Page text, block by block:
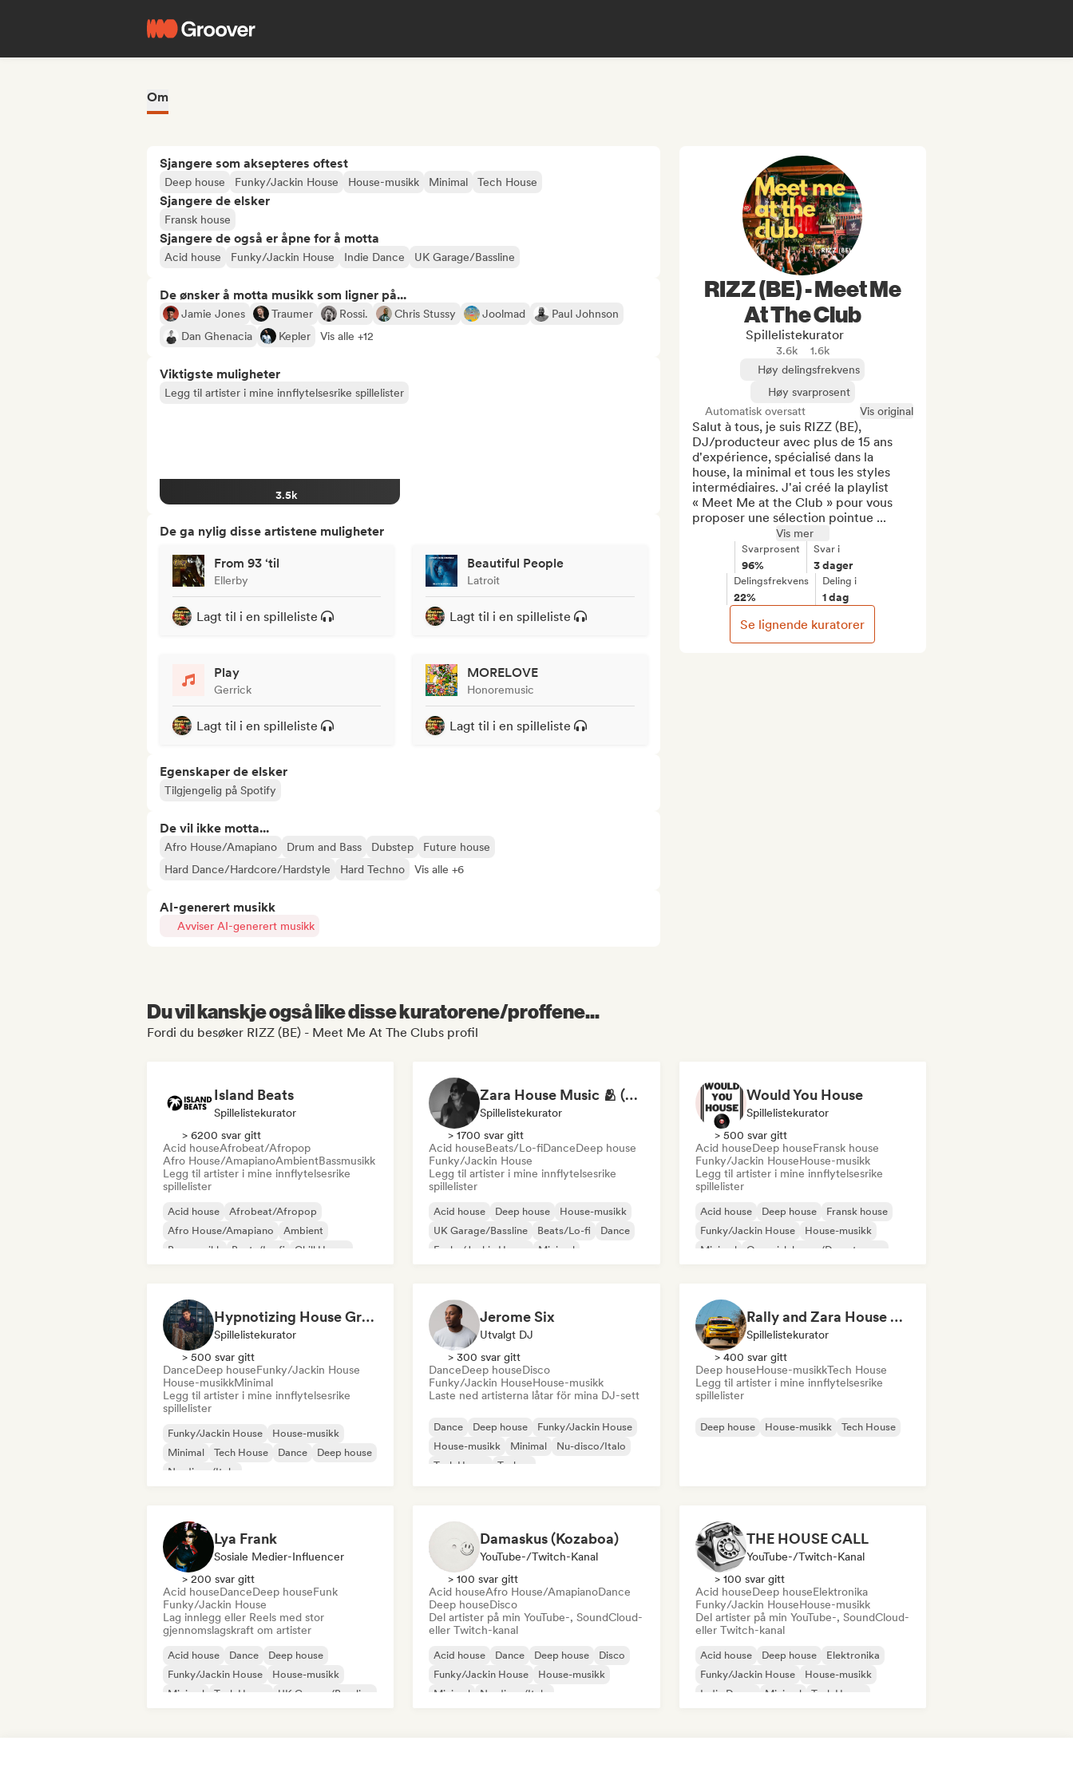
Om
Sjangere som aksepteres oftest
Deep house Funky/Jackin House House-musikk Minimal Tech House
Sjangere de elsker
Fransk house
Sjangere de også er åpne for å motta
Acid house Funky/Jackin House Indie Dance UK Garage/Bassline
De ønsker å motta musikk som ligner på...
Jamie Jones Traumer Rossi. Chris Stussy Joolmad
Paul Johnson
Dan Ghenacia
Kepler Vis alle +12
Viktigste muligheter
Legg til artister i mine innflytelsesrike spillelister
3.5k
De ga nylig disse artistene muligheter
From 93 ‘til
Ellerby
Lagt til i en spilleliste
Beautiful People
Latroit
Lagt til i en spilleliste
Play
Gerrick
Lagt til i en spilleliste
MORELOVE
Honoremusic
Lagt til i en spilleliste
Egenskaper de elsker
Tilgjengelig på Spotify
De vil ikke motta...
Afro House/Amapiano Drum and Bass Dubstep
Future house
Hard Dance/Hardcore/Hardstyle
Hard Techno Vis alle +6
AI-generert musikk
Avviser AI-generert musikk
RIZZ (BE) - Meet Me
At The Club
Spillelistekurator
3.6k
1.6k
Høy delingsfrekvens
Høy svarprosent
Automatisk oversatt
Vis original
Salut à tous, je suis RIZZ (BE),
DJ/producteur avec plus de 15 ans
d'expérience, spécialisé dans la
house, la minimal et tous les styles
intermédiaires. J'ai créé la playlist
« Meet Me at the Club » pour vous
proposer une sélection pointue ...
Vis mer
Svarprosent
96%
Svar i
3 dager
Delingsfrekvens
22%
Deling i
1 dag
Se lignende kuratorer
Du vil kanskje også like disse kuratorene/proffene...
Fordi du besøker RIZZ (BE) - Meet Me At The Clubs profil
Island Beats
Spillelistekurator
> 6200 svar gitt
Acid houseAfrobeat/Afropop
Afro House/AmapianoAmbientBassmusikk
Legg til artister i mine innflytelsesrike
spillelister
Acid house
Afrobeat/Afropop
Afro House/Amapiano
Ambient
Bassmusikk
Beats/Lo-fi
Chill House
Zara House Music 🫂 (by Jasiel Reynoso)
Spillelistekurator
> 1700 svar gitt
Acid houseBeats/Lo-fiDanceDeep house
Funky/Jackin House
Legg til artister i mine innflytelsesrike
spillelister
Acid house Deep house
House-musikk
UK Garage/Bassline
Beats/Lo-fi
Dance
Funky/Jackin House
Minimal
Would You House
Spillelistekurator
> 500 svar gitt
Acid houseDeep houseFransk house
Funky/Jackin HouseHouse-musikk
Legg til artister i mine innflytelsesrike
spillelister
Acid house Deep house
Fransk house
Funky/Jackin House
House-musikk
Minimal
Organisk house/Downtempo
Hypnotizing House Grooves (by Yanik)
Spillelistekurator
> 500 svar gitt
DanceDeep houseFunky/Jackin House
House-musikkMinimal
Legg til artister i mine innflytelsesrike
spillelister
Funky/Jackin House
House-musikk
Minimal
Tech House Dance
Deep house
Nu-disco/Italo
Jerome Six
Utvalgt DJ
> 300 svar gitt
DanceDeep houseDisco
Funky/Jackin HouseHouse-musikk
Laste ned artisterna låtar för mina DJ-sett
Dance Deep house
Funky/Jackin House
House-musikk
Minimal
Nu-disco/Italo
Tech House
Techno
Rally and Zara House 🏎️ (by Business House Playlists)
Spillelistekurator
> 400 svar gitt
Deep houseHouse-musikkTech House
Legg til artister i mine innflytelsesrike
spillelister
Deep house House-musikk Tech House
Lya Frank
Sosiale Medier-Influencer
> 200 svar gitt
Acid houseDanceDeep houseFunk
Funky/Jackin House
Lag innlegg eller Reels med stor
gjennomslagskraft om artister
Acid house Dance
Deep house
Funky/Jackin House
House-musikk
Minimal
Tech House UK Garage/Bassline
Damaskus (Kozaboa)
YouTube-/Twitch-Kanal
> 100 svar gitt
Acid houseAfro House/AmapianoDance
Deep houseDisco
Del artister på min YouTube-, SoundCloud-
eller Twitch-kanal
Acid house Dance Deep house
Disco
Funky/Jackin House
House-musikk
Minimal
Nu-disco/Italo
THE HOUSE CALL
YouTube-/Twitch-Kanal
> 100 svar gitt
Acid houseDeep houseElektronika
Funky/Jackin HouseHouse-musikk
Del artister på min YouTube-, SoundCloud-
eller Twitch-kanal
Acid house Deep house
Elektronika
Funky/Jackin House
House-musikk
Indie Dance
Minimal Tech House